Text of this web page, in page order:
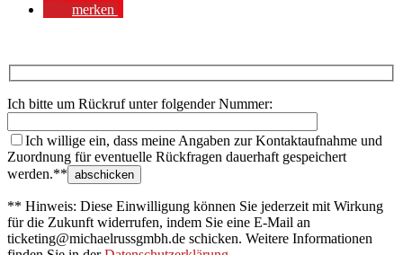
merken
Ich bitte um Rückruf unter folgender Nummer:
Ich willige ein, dass meine Angaben zur Kontaktaufnahme und
Zuordnung für eventuelle Rückfragen dauerhaft gespeichert
werden.**
** Hinweis: Diese Einwilligung können Sie jederzeit mit Wirkung
für die Zukunft widerrufen, indem Sie eine E-Mail an
ticketing@michaelrussgmbh.de schicken. Weitere Informationen